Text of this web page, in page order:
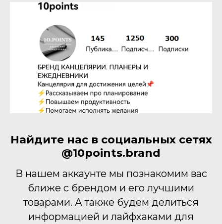
Найдите нас в социальных сетях
@10points.brand
В нашем аккаунте мы познакомим вас
ближе с брендом и его лучшими
товарами. А также будем делиться
информацией и лайфхаками для